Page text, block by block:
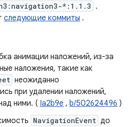
*:1.1.3 .
следующие коммиты .
анимации наложений, из-за
наложения, такие как
неожиданно
при удалении наложений,
ними. ( Ia2b9e , b/502624496 )
NavigationEvent до